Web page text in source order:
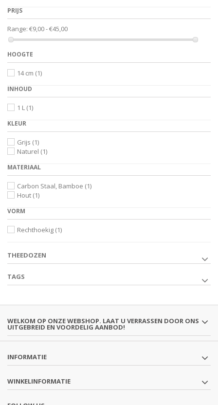
PRIJS
Range: €9,00 - €45,00
HOOGTE
14 cm (1)
INHOUD
1 L (1)
KLEUR
Grijs (1)
Naturel (1)
MATERIAAL
Carbon Staal, Bamboe (1)
Hout (1)
VORM
Rechthoekig (1)
THEEDOZEN
TAGS
WELKOM OP ONZE WEBSHOP. LAAT U VERRASSEN DOOR ONS
UITGEBREID EN VOORDELIG AANBOD!
INFORMATIE
WINKELINFORMATIE